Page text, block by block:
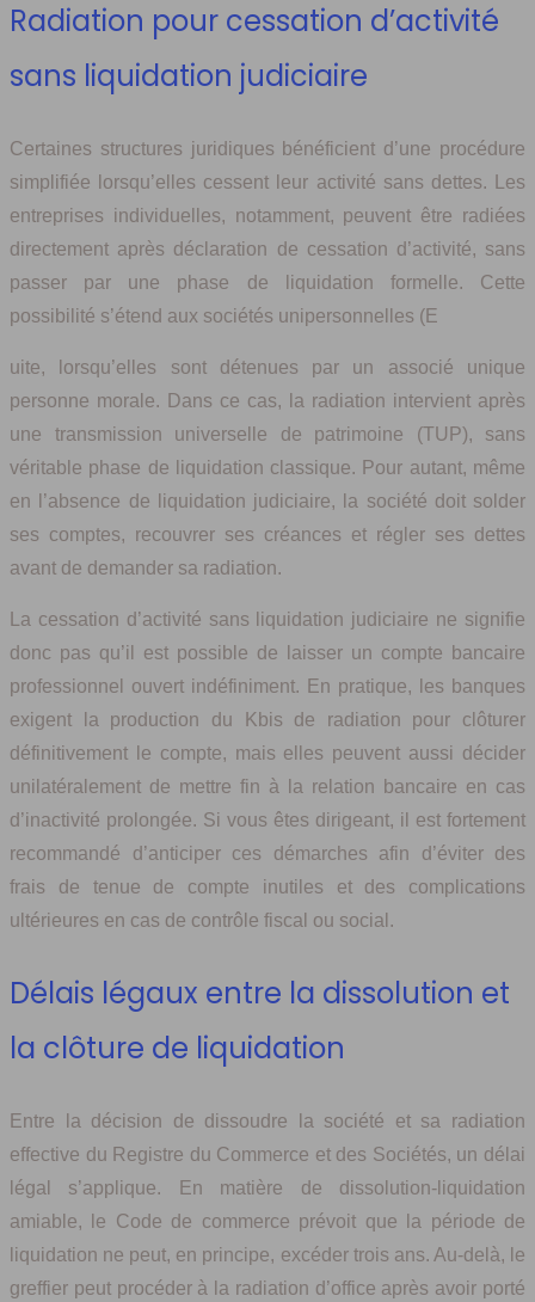
Radiation pour cessation d’activité
sans liquidation judiciaire
Certaines structures juridiques bénéficient d’une procédure
simplifiée lorsqu’elles cessent leur activité sans dettes. Les
entreprises individuelles, notamment, peuvent être radiées
directement après déclaration de cessation d’activité, sans
passer par une phase de liquidation formelle. Cette
possibilité s’étend aux sociétés unipersonnelles (E
uite, lorsqu’elles sont détenues par un associé unique
personne morale. Dans ce cas, la radiation intervient après
une transmission universelle de patrimoine (TUP), sans
véritable phase de liquidation classique. Pour autant, même
en l’absence de liquidation judiciaire, la société doit solder
ses comptes, recouvrer ses créances et régler ses dettes
avant de demander sa radiation.
La cessation d’activité sans liquidation judiciaire ne signifie
donc pas qu’il est possible de laisser un compte bancaire
professionnel ouvert indéfiniment. En pratique, les banques
exigent la production du Kbis de radiation pour clôturer
définitivement le compte, mais elles peuvent aussi décider
unilatéralement de mettre fin à la relation bancaire en cas
d’inactivité prolongée. Si vous êtes dirigeant, il est fortement
recommandé d’anticiper ces démarches afin d’éviter des
frais de tenue de compte inutiles et des complications
ultérieures en cas de contrôle fiscal ou social.
Délais légaux entre la dissolution et
la clôture de liquidation
Entre la décision de dissoudre la société et sa radiation
effective du Registre du Commerce et des Sociétés, un délai
légal s’applique. En matière de dissolution-liquidation
amiable, le Code de commerce prévoit que la période de
liquidation ne peut, en principe, excéder trois ans. Au-delà, le
greffier peut procéder à la radiation d’office après avoir porté